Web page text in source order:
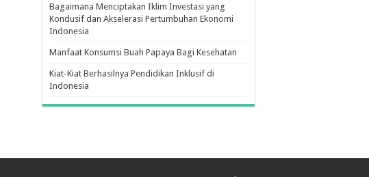
Bagaimana Menciptakan Iklim Investasi yang
Kondusif dan Akselerasi Pertumbuhan Ekonomi
Indonesia
Manfaat Konsumsi Buah Papaya Bagi Kesehatan
Kiat-Kiat Berhasilnya Pendidikan Inklusif di
Indonesia